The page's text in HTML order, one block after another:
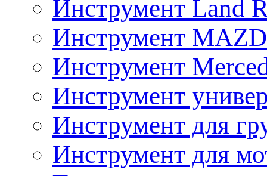
Инструмент Land
Инструмент
Инструмент
Инструмент
Инструмент для
Инструмент для